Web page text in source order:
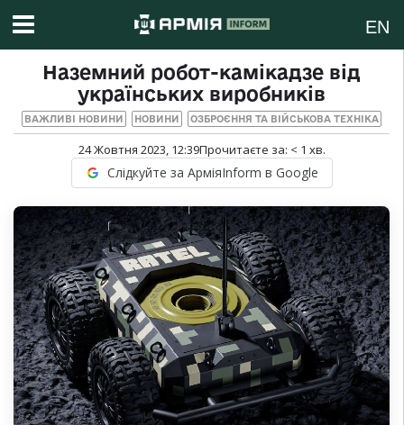
EN
Наземний робот-камікадзе від
українських виробників
ВАЖЛИВІ НОВИНИ НОВИНИ ОЗБРОЄННЯ ТА ВІЙСЬКОВА ТЕХНІКА
24 Жовтня 2023, 12:39Прочитаєте за: < 1 хв.
Слідкуйте за АрміяInform в Google